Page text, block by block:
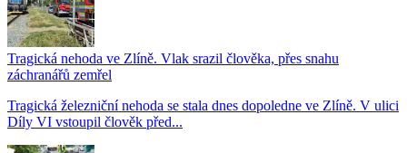
Tragická nehoda ve Zlíně. Vlak srazil člověka, přes snahu
záchranářů zemřel
Tragická železniční nehoda se stala dnes dopoledne ve Zlíně. V ulici
Díly VI vstoupil člověk před...